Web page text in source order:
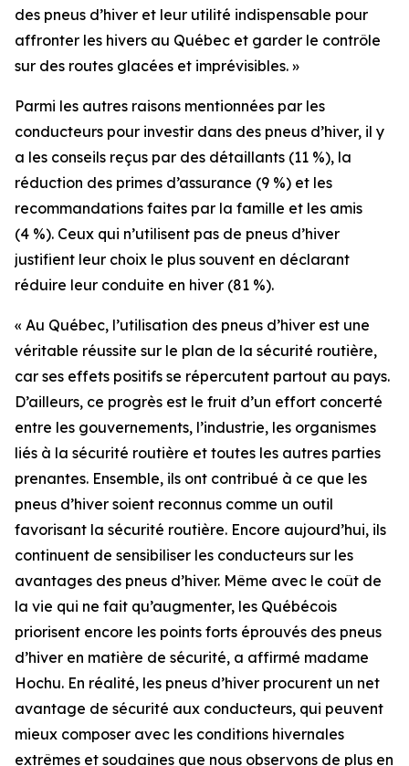
des pneus d’hiver et leur utilité indispensable pour
affronter les hivers au Québec et garder le contrôle
sur des routes glacées et imprévisibles. »
Parmi les autres raisons mentionnées par les
conducteurs pour investir dans des pneus d’hiver, il y
a les conseils reçus par des détaillants (11 %), la
réduction des primes d’assurance (9 %) et les
recommandations faites par la famille et les amis
(4 %). Ceux qui n’utilisent pas de pneus d’hiver
justifient leur choix le plus souvent en déclarant
réduire leur conduite en hiver (81 %).
« Au Québec, l’utilisation des pneus d’hiver est une
véritable réussite sur le plan de la sécurité routière,
car ses effets positifs se répercutent partout au pays.
D’ailleurs, ce progrès est le fruit d’un effort concerté
entre les gouvernements, l’industrie, les organismes
liés à la sécurité routière et toutes les autres parties
prenantes. Ensemble, ils ont contribué à ce que les
pneus d’hiver soient reconnus comme un outil
favorisant la sécurité routière. Encore aujourd’hui, ils
continuent de sensibiliser les conducteurs sur les
avantages des pneus d’hiver. Même avec le coût de
la vie qui ne fait qu’augmenter, les Québécois
priorisent encore les points forts éprouvés des pneus
d’hiver en matière de sécurité, a affirmé madame
Hochu. En réalité, les pneus d’hiver procurent un net
avantage de sécurité aux conducteurs, qui peuvent
mieux composer avec les conditions hivernales
extrêmes et soudaines que nous observons de plus en